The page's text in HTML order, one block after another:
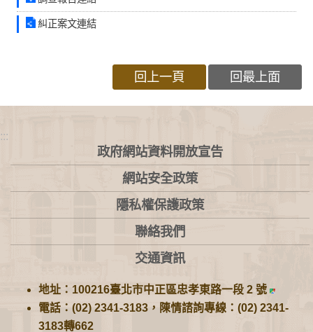
糾正案文連結
回上一頁 回最上面
:::
政府網站資料開放宣告
網站安全政策
隱私權保護政策
聯絡我們
交通資訊
地址：100216臺北市中正區忠孝東路一段 2 號
電話：(02) 2341-3183，陳情諮詢專線：(02) 2341-
3183轉662